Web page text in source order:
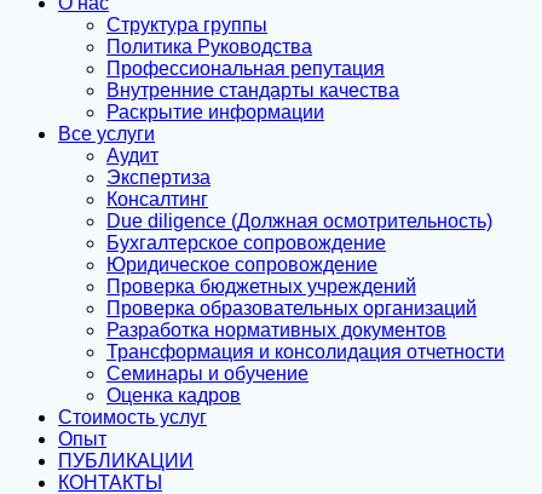
Структура группы
Политика Руководства
Профессиональная репутация
Внутренние стандарты качества
Раскрытие информации
Все услуги
Аудит
Экспертиза
Консалтинг
Due diligence (Должная осмотрительность)
Бухгалтерское сопровождение
Юридическое сопровождение
Проверка бюджетных учреждений
Проверка образовательных организаций
Разработка нормативных документов
Трансформация и консолидация отчетности
Семинары и обучение
Оценка кадров
Стоимость услуг
Опыт
ПУБЛИКАЦИИ
КОНТАКТЫ